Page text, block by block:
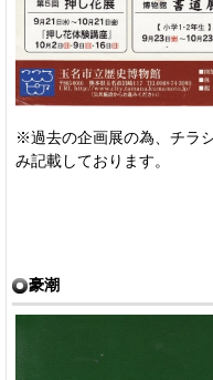
※過去の企画展の為、チラ
み記載しております。
豪潮